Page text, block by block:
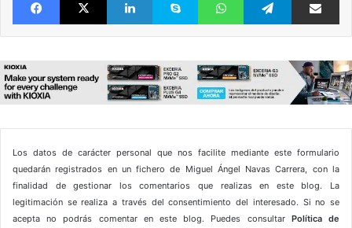
Los datos de carácter personal que nos facilite mediante este formulario
quedarán registrados en un fichero de Miguel Ángel Navas Carrera, con la
finalidad de gestionar los comentarios que realizas en este blog. La
legitimación se realiza a través del consentimiento del interesado. Si no se
acepta no podrás comentar en este blog. Puedes consultar Política de